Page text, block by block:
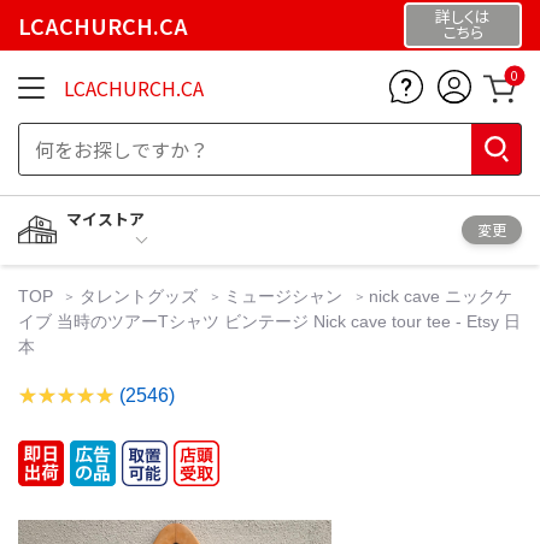
LCACHURCH.CA 詳しくは
こちら
LCACHURCH.CA 0
マイストア
変更
TOP タレントグッズ ミュージシャン
nick cave ニックケ
イブ 当時のツアーTシャツ ビンテージ Nick cave tour tee - Etsy 日
本
(2546)